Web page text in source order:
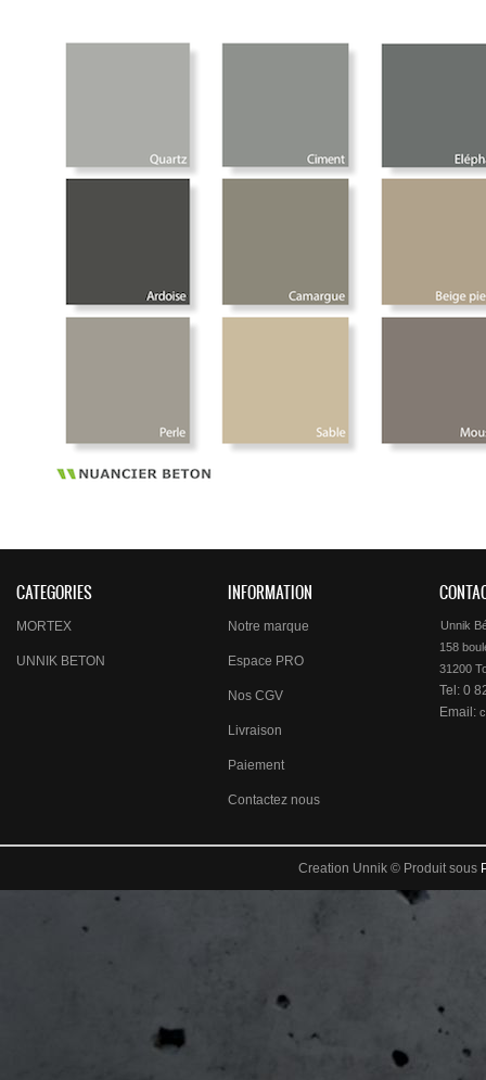
CATEGORIES
MORTEX
UNNIK BETON
INFORMATION
Notre marque
Espace PRO
Nos CGV
Livraison
Paiement
Contactez nous
Unnik
158
Tel: 0
Email:
Creation Unnik © Produit sous